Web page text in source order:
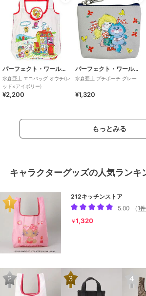
パーフェクト・ワールド・トーキョー
水森亜土 エコバッグ オウチ(レ
ッド×アイボリー)
¥2,200
パーフェクト・ワールド・トーキョー
水森亜土 プチポーチ グレー
¥1,320
もっとみる
キャラクターグッズの人気ランキ
212キッチンストア
5.00
（ 1
￥1,320